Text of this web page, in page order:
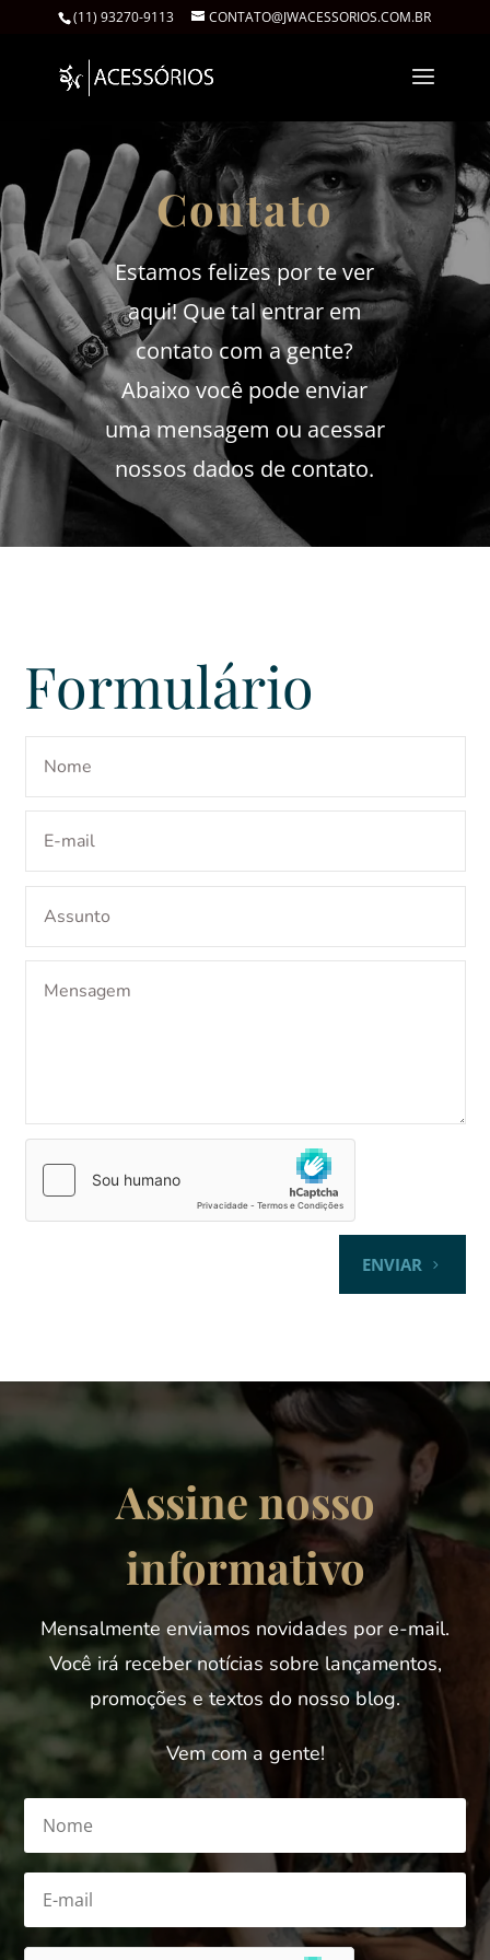
(11) 93270-9113 CONTATO@JWACESSORIOS.COM.BR
Contato
Estamos felizes por te ver
aqui! Que tal entrar em
contato com a gente?
Abaixo você pode enviar
uma mensagem ou acessar
nossos dados de contato.
Formulário
ENVIAR
Assine nosso
informativo
Mensalmente enviamos novidades por e-mail.
Você irá receber notícias sobre lançamentos,
promoções e textos do nosso blog.
Vem com a gente!